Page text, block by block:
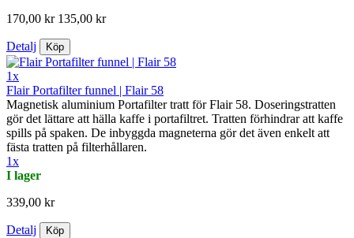
170,00 kr 135,00 kr
Detalj Köp
1x
Flair Portafilter funnel | Flair 58
Magnetisk aluminium Portafilter tratt för Flair 58. Doseringstratten
gör det lättare att hälla kaffe i portafiltret. Tratten förhindrar att kaffe
spills på spaken. De inbyggda magneterna gör det även enkelt att
fästa tratten på filterhållaren.
1x
I lager
339,00 kr
Detalj Köp